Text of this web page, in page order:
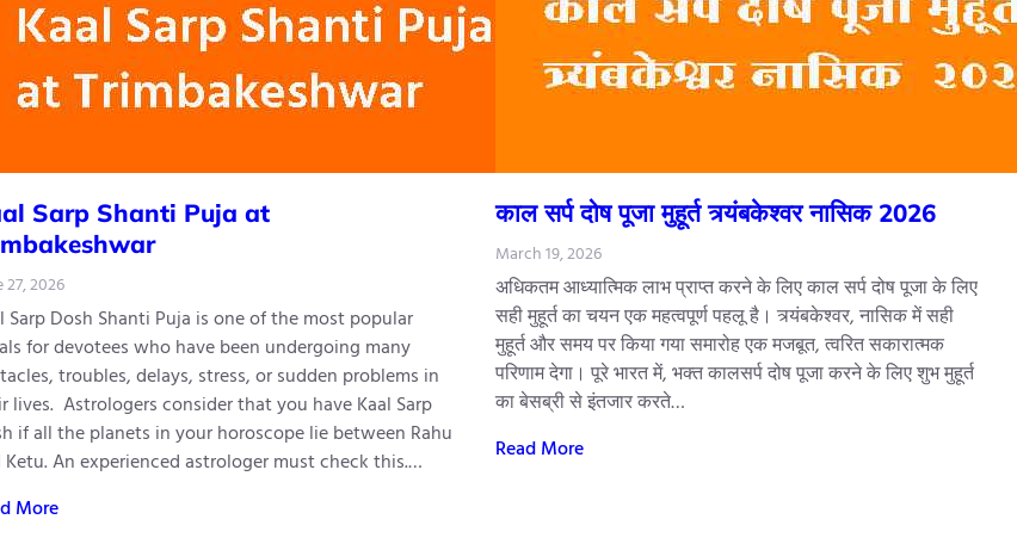
Sarp Shanti Puja at
27, 2026
Sarp Dosh Shanti Puja is one of the most popular
for devotees who have been undergoing many
troubles, delays, stress, or sudden problems in
lives. Astrologers consider that you have Kaal Sarp
if all the planets in your horoscope lie between Rahu
Ketu. An experienced astrologer must check this.…
More
काल सर्प दोष पूजा मुहूर्त त्र्यंबकेश्वर नासिक 2026
March 19, 2026
अधिकतम आध्यात्मिक लाभ प्राप्त करने के लिए काल सर्प दोष पूजा के लिए
सही मुहूर्त का चयन एक महत्वपूर्ण पहलू है। त्र्यंबकेश्वर, नासिक में सही
मुहूर्त और समय पर किया गया समारोह एक मजबूत, त्वरित सकारात्मक
परिणाम देगा। पूरे भारत में, भक्त कालसर्प दोष पूजा करने के लिए शुभ मुहूर्त
का बेसब्री से इंतजार करते…
Read More